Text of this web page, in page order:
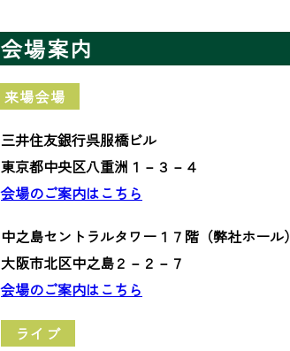
会場案内
来場会場
三井住友銀行呉服橋ビル
東京都中央区八重洲１－３－４
会場のご案内はこちら
中之島セントラルタワー１７階（弊社ホール）
大阪市北区中之島２－２－７
会場のご案内はこちら
ライブ